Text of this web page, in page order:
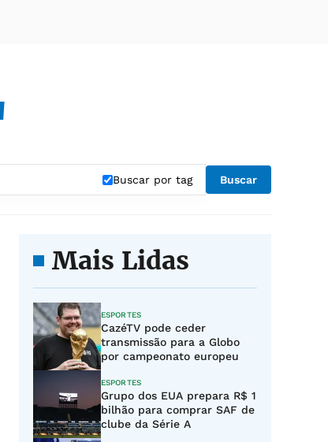
Buscar por tag Buscar
Mais Lidas
ESPORTES
CazéTV pode ceder
transmissão para a Globo
por campeonato europeu
ESPORTES
Grupo dos EUA prepara R$ 1
bilhão para comprar SAF de
clube da Série A